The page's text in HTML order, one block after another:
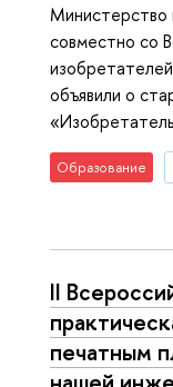
Министерство
совместно со
объявили о
Образование
II
печатным